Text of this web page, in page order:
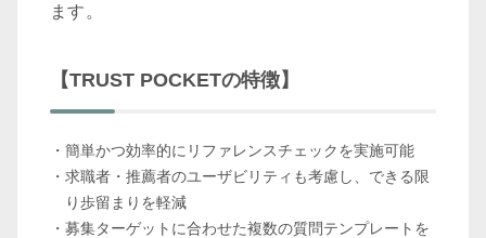
ます。
【TRUST POCKETの特徴】
簡単かつ効率的にリファレンスチェックを実施可能
求職者・推薦者のユーザビリティも考慮し、できる限
り歩留まりを軽減
募集ターゲットに合わせた複数の質問テンプレートを